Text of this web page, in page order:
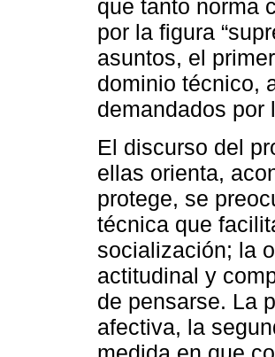
que tanto norma
por la figura
asuntos, el
dominio técnico,
demandados por
El discurso del
ellas orienta,
protege, se
técnica que
socialización; la
actitudinal y
de pensarse. La
afectiva, la